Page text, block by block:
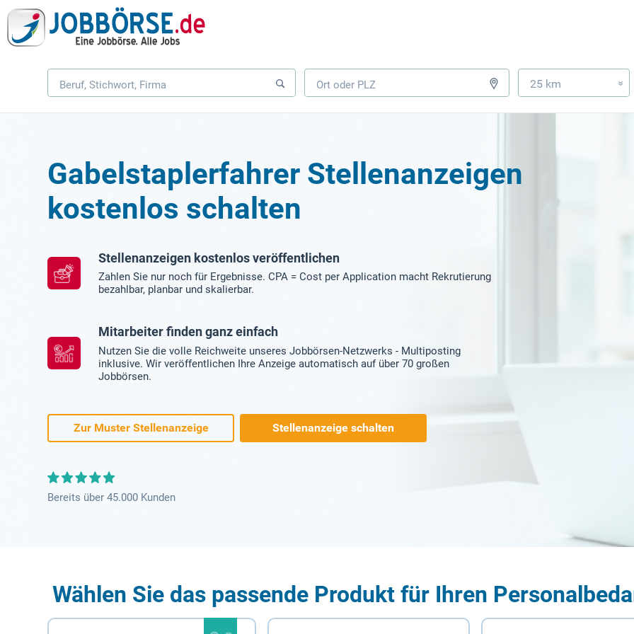
25 km »
Gabelstaplerfahrer Stellenanzeigen
kostenlos schalten
Stellenanzeigen kostenlos veröffentlichen
Zahlen Sie nur noch für Ergebnisse. CPA = Cost per Application macht Rekrutierung
bezahlbar, planbar und skalierbar.
Mitarbeiter finden ganz einfach
Nutzen Sie die volle Reichweite unseres Jobbörsen-Netzwerks - Multiposting
inklusive. Wir veröffentlichen Ihre Anzeige automatisch auf über 70 großen
Jobbörsen.
Zur Muster Stellenanzeige Stellenanzeige schalten
Bereits über 45.000 Kunden
Wählen Sie das passende Produkt für Ihren